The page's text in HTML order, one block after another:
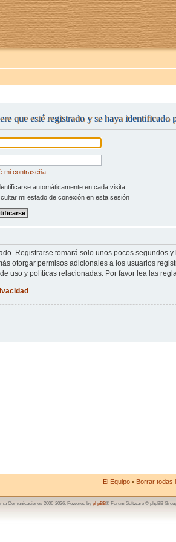
que esté registrado y se haya identificado
mi contraseña
automáticamente en cada visita
mi estado de conexión en esta sesión
Registrarse tomará solo unos pocos segundos
otorgar permisos adicionales a los usuarios
uso y políticas relacionadas. Por favor lea las
El Equipo • Borrar todas
Comunicaciones 2006-2026. Powered by phpBB® Forum Software © phpBB